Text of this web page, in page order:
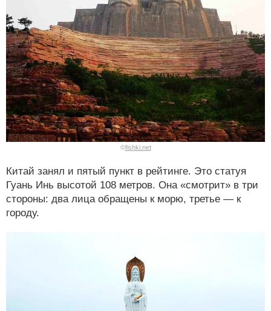
©fishki.net
Китай занял и пятый пункт в рейтинге. Это статуя
Гуань Инь высотой 108 метров. Она «смотрит» в три
стороны: два лица обращены к морю, третье — к
городу.